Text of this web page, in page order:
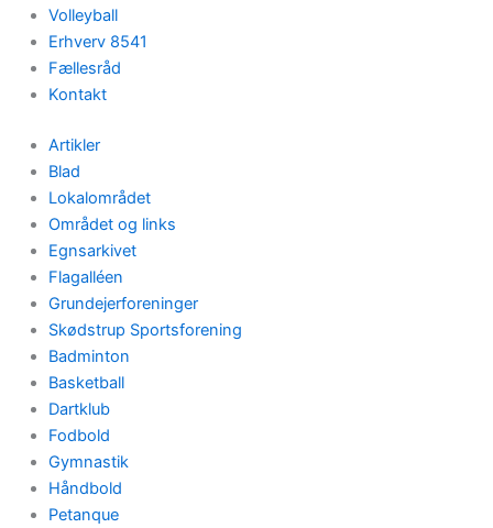
Volleyball
Erhverv 8541
Fællesråd
Kontakt
Artikler
Blad
Lokalområdet
Området og links
Egnsarkivet
Flagalléen
Grundejerforeninger
Skødstrup Sportsforening
Badminton
Basketball
Dartklub
Fodbold
Gymnastik
Håndbold
Petanque